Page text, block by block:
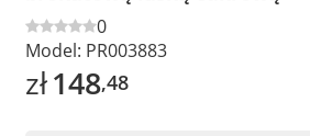
0
Model: PR003883
zł148,48